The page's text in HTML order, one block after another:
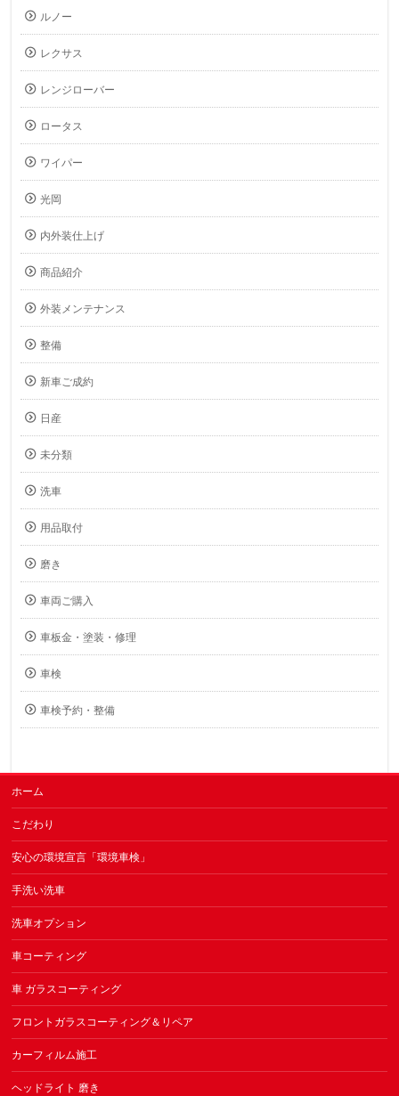
ルノー
レクサス
レンジローバー
ロータス
ワイパー
光岡
内外装仕上げ
商品紹介
外装メンテナンス
整備
新車ご成約
日産
未分類
洗車
用品取付
磨き
車両ご購入
車板金・塗装・修理
車検
車検予約・整備
ホーム
こだわり
安心の環境宣言「環境車検」
手洗い洗車
洗車オプション
車コーティング
車 ガラスコーティング
フロントガラスコーティング＆リペア
カーフィルム施工
ヘッドライト 磨き